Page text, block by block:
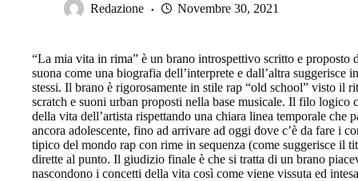
Redazione Novembre 30, 2021
“La mia vita in rima” è un brano introspettivo scritto e
suona come una biografia dell’interprete e dall’altra suggerisce
stessi. Il brano è rigorosamente in stile rap “old school” visto il
scratch e suoni urban proposti nella base musicale. Il filo
della vita dell’artista rispettando una chiara linea temporale che
ancora adolescente, fino ad arrivare ad oggi dove c’è da fare i
tipico del mondo rap con rime in sequenza (come suggerisce il
dirette al punto. Il giudizio finale è che si tratta di un brano
nascondono i concetti della vita così come viene vissuta ed